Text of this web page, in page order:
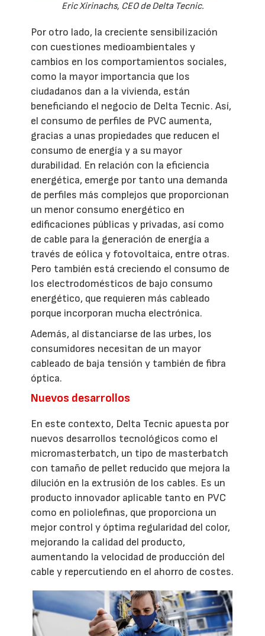
Eric Xirinachs, CEO de Delta Tecnic.
Por otro lado, la creciente sensibilización
con cuestiones medioambientales y
cambios en los comportamientos sociales,
como la mayor importancia que los
ciudadanos dan a la vivienda, están
beneficiando el negocio de Delta Tecnic. Así,
el consumo de perfiles de PVC aumenta,
gracias a unas propiedades que reducen el
consumo de energía y a su mayor
durabilidad. En relación con la eficiencia
energética, emerge por tanto una demanda
de perfiles más complejos que proporcionan
un menor consumo energético en
edificaciones públicas y privadas, así como
de cable para la generación de energía a
través de eólica y fotovoltaica, entre otras.
Pero también está creciendo el consumo de
los electrodomésticos de bajo consumo
energético, que requieren más cableado
porque incorporan mucha electrónica.
Además, al distanciarse de las urbes, los
consumidores necesitan de un mayor
cableado de baja tensión y también de fibra
óptica.
Nuevos desarrollos
En este contexto, Delta Tecnic apuesta por
nuevos desarrollos tecnológicos como el
micromasterbatch, un tipo de masterbatch
con tamaño de pellet reducido que mejora la
dilución en la extrusión de los cables. Es un
producto innovador aplicable tanto en PVC
como en poliolefinas, que proporciona un
mejor control y óptima regularidad del color,
mejorando la calidad del producto,
aumentando la velocidad de producción del
cable y repercutiendo en el ahorro de costes.